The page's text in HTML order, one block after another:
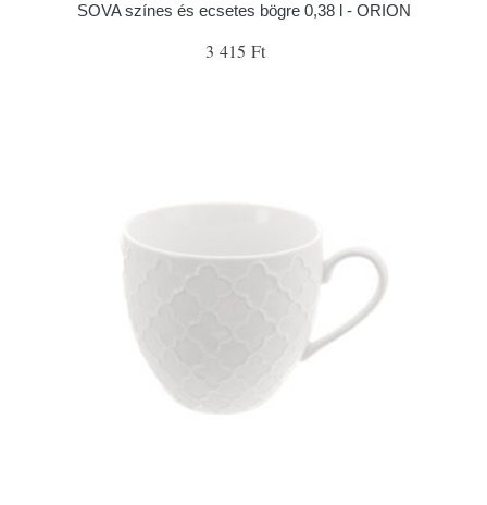
SOVA színes és ecsetes bögre 0,38 l - ORION
3 415 Ft